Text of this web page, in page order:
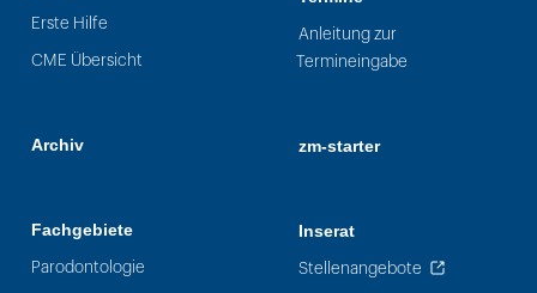
Erste Hilfe
CME Übersicht
Archiv
Fachgebiete
Parodontologie
Anleitung zur
Termineingabe
zm-starter
Inserat
Stellenangebote